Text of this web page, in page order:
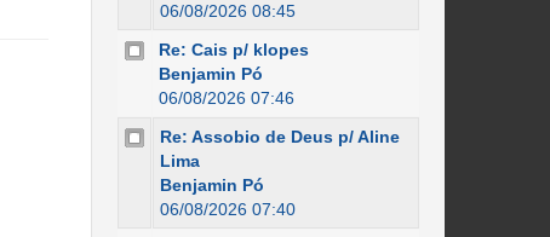
06/08/2026 08:45
Re: Cais p/ klopes
Benjamin Pó
06/08/2026 07:46
Re: Assobio de Deus p/ Aline
Lima
Benjamin Pó
06/08/2026 07:40